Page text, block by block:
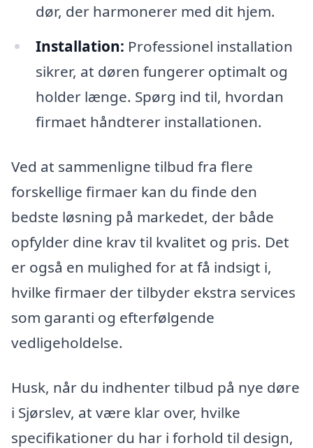
dør, der harmonerer med dit hjem.
Installation: Professionel installation
sikrer, at døren fungerer optimalt og
holder længe. Spørg ind til, hvordan
firmaet håndterer installationen.
Ved at sammenligne tilbud fra flere
forskellige firmaer kan du finde den
bedste løsning på markedet, der både
opfylder dine krav til kvalitet og pris. Det
er også en mulighed for at få indsigt i,
hvilke firmaer der tilbyder ekstra services
som garanti og efterfølgende
vedligeholdelse.
Husk, når du indhenter tilbud på nye døre
i Sjørslev, at være klar over, hvilke
specifikationer du har i forhold til design,